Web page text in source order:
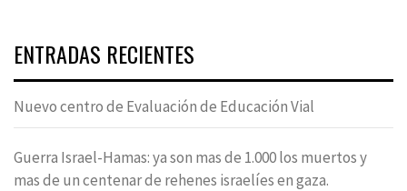
ENTRADAS RECIENTES
Nuevo centro de Evaluación de Educación Vial
Guerra Israel-Hamas: ya son mas de 1.000 los muertos y
mas de un centenar de rehenes israelíes en gaza.